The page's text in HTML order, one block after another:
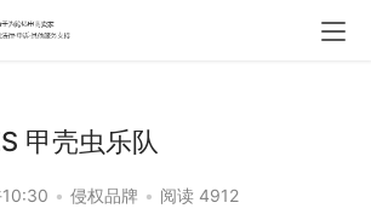
甲壳虫乐队
10:30 • 侵权品牌 • 阅读 4912